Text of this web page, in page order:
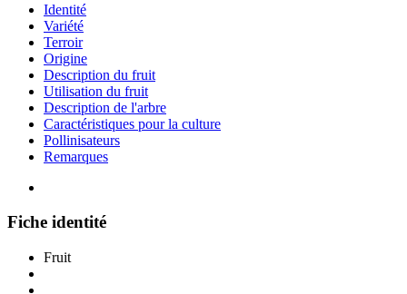
Identité
Variété
Terroir
Origine
Description du fruit
Utilisation du fruit
Description de l'arbre
Caractéristiques pour la culture
Pollinisateurs
Remarques
Fiche identité
Fruit